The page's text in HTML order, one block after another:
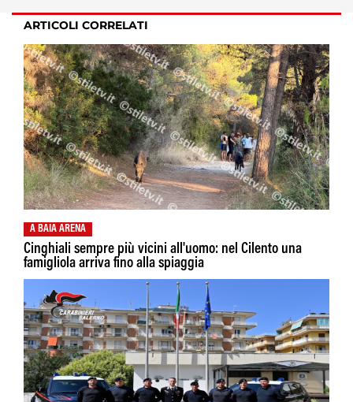
ARTICOLI CORRELATI
A BAIA ARENA
Cinghiali sempre più vicini all'uomo: nel Cilento una
famigliola arriva fino alla spiaggia